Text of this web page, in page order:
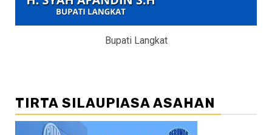
Bupati Langkat
TIRTA SILAUPIASA ASAHAN